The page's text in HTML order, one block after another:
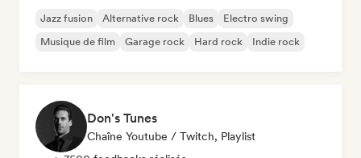
Jazz fusion Alternative rock Blues
Electro swing
Musique de film
Garage rock Hard rock Indie rock
Don's Tunes
Chaîne Youtube / Twitch, Playlist